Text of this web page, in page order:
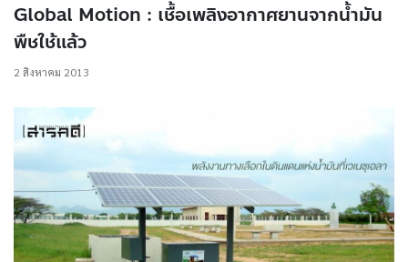
Global Motion : เชื้อเพลิงอากาศยานจากนํ้ามัน
พืชใช้แล้ว
2 สิงหาคม 2013